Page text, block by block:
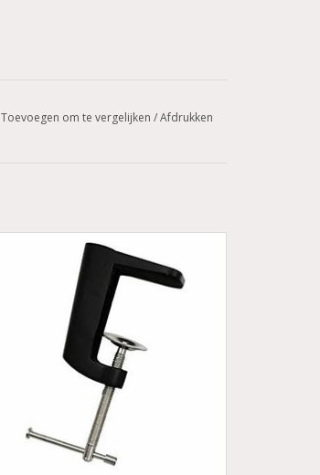
Toevoegen om te vergelijken /Afdrukken
Tafelklem voor loeplampen - zwart
Groothandel in nagelproducten
Coconails.nl
Vergroting lamp
Werklamp, cosmetische lamp
Bestel Direct
TOEVOEGEN AAN WINKELWAGEN